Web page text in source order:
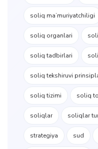
soliq maʼmuriyatchiligi
soliq organlari
soliq tadbirlari
soliq tekshiruvi
soliq tizimi soliq
soliqlar soliqlar
strategiya sud